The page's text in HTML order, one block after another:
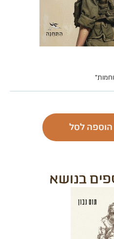
הוספה לסל
בנושא